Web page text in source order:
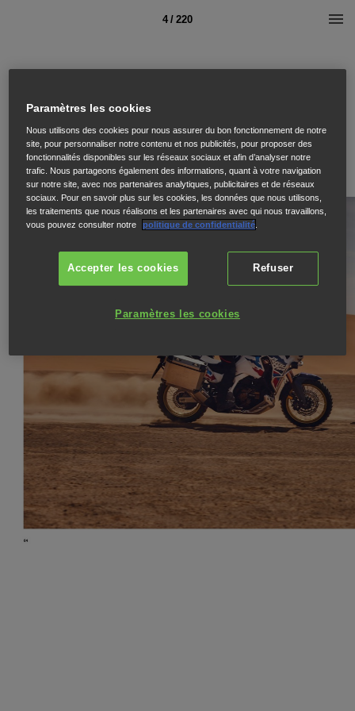
4 / 220
Paramètres les cookies
Nous utilisons des cookies pour nous assurer du bon fonctionnement de notre
site, pour personnaliser notre contenu et nos publicités, pour proposer des
fonctionnalités disponibles sur les réseaux sociaux et afin d’analyser notre
trafic. Nous partageons également des informations, quant à votre navigation
sur notre site, avec nos partenaires analytiques, publicitaires et de réseaux
sociaux. Pour en savoir plus sur les cookies, les données que nous utilisons,
les traitements que nous réalisons et les partenaires avec qui nous travaillons,
vous pouvez consulter notre
politique de confidentialité.
Refuser
Accepter les cookies
Paramètres les cookies